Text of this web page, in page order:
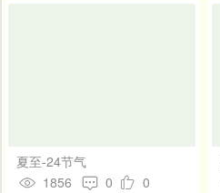
夏至-24节气
1856
0 0